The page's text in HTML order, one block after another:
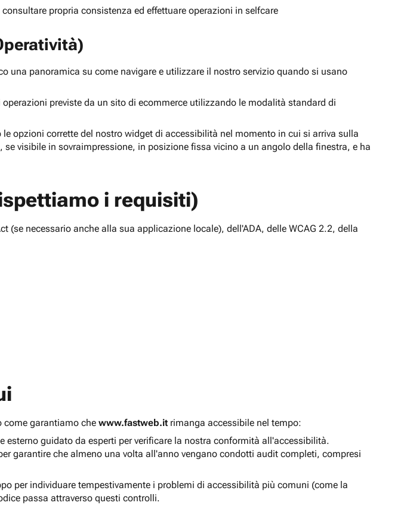
propria consistenza ed effettuare operazioni in selfcare
una panoramica su come navigare e utilizzare il nostro servizio quando si usano
previste da un sito di ecommerce utilizzando le modalità standard di
opzioni corrette del nostro widget di accessibilità nel momento in cui si arriva sulla
visibile in sovraimpressione, in posizione fissa vicino a un angolo della finestra, e ha
i requisiti)
(se necessario anche alla sua applicazione locale), dell'ADA, delle WCAG 2.2, della
come garantiamo che www.fastweb.it rimanga accessibile nel tempo:
esterno guidato da esperti per verificare la nostra conformità all'accessibilità.
garantire che almeno una volta all'anno vengano condotti audit completi, compresi
per individuare tempestivamente i problemi di accessibilità più comuni (come la
passa attraverso questi controlli.